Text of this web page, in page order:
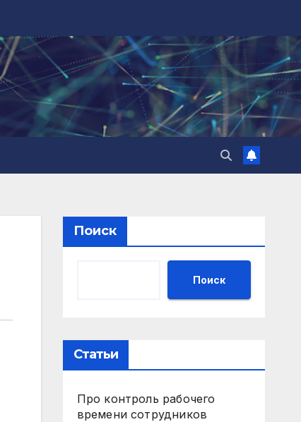
Поиск
Поиск
Статьи
Про контроль рабочего
времени сотрудников